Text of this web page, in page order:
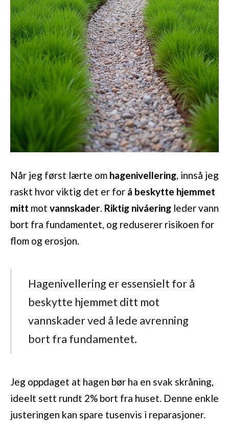
Når jeg først lærte om hagenivellering, innså jeg
raskt hvor viktig det er for å beskytte hjemmet
mitt mot vannskader. Riktig nivåering leder vann
bort fra fundamentet, og reduserer risikoen for
flom og erosjon.
Hagenivellering er essensielt for å
beskytte hjemmet ditt mot
vannskader ved å lede avrenning
bort fra fundamentet.
Jeg oppdaget at hagen bør ha en svak skråning,
ideelt sett rundt 2% bort fra huset. Denne enkle
justeringen kan spare tusenvis i reparasjoner.